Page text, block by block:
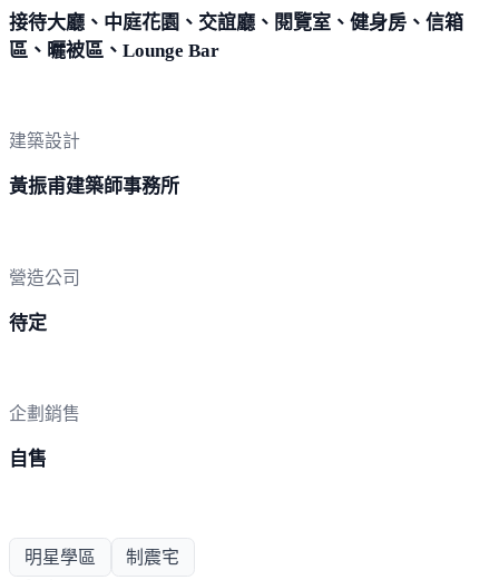
接待大廳、中庭花園、交誼廳、閱覽室、健身房、信箱
區、曬被區、Lounge Bar
建築設計
黃振甫建築師事務所
營造公司
待定
企劃銷售
自售
明星學區 制震宅